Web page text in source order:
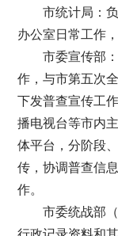
市统计局：
办公室日常工作
市委宣传部
作，与市第五次
下发普查宣传工
播电视台等市内
体平台，分阶段
传，协调普查信
作。
市委统战部